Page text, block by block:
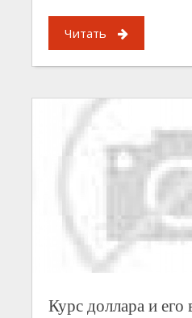
Читать
Курс доллара и его